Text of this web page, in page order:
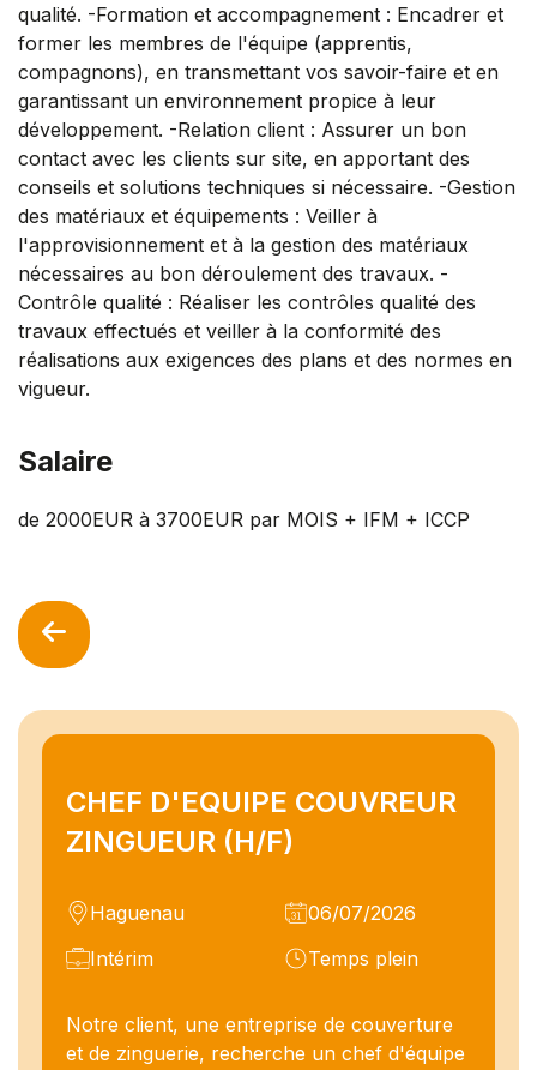
CHEF D'EQUIPE COUVREUR
ZINGUEUR (H/F)
Haguenau
06/07/2026
Intérim
Temps plein
Notre client, une entreprise de couverture
et de zinguerie, recherche un chef d'équipe
qualité. -Formation et accompagnement : Encadrer et
former les membres de l'équipe (apprentis,
compagnons), en transmettant vos savoir-faire et en
garantissant un environnement propice à leur
développement. -Relation client : Assurer un bon
contact avec les clients sur site, en apportant des
conseils et solutions techniques si nécessaire. -Gestion
des matériaux et équipements : Veiller à
l'approvisionnement et à la gestion des matériaux
nécessaires au bon déroulement des travaux. -
Contrôle qualité : Réaliser les contrôles qualité des
travaux effectués et veiller à la conformité des
réalisations aux exigences des plans et des normes en
vigueur.
Salaire
de 2000EUR à 3700EUR par MOIS + IFM + ICCP